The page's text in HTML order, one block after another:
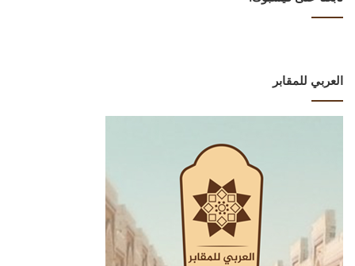
العربي للمقابر